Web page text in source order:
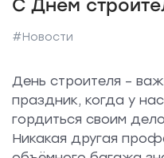
С Днём
#Новости
День строителя –
праздник, когда у
гордиться своим
Никакая другая